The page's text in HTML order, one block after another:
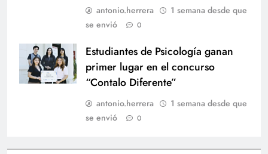
antonio.herrera
1 semana desde que
se envió
0
Estudiantes de Psicología ganan
primer lugar en el concurso
“Contalo Diferente”
antonio.herrera
1 semana desde que
se envió
0